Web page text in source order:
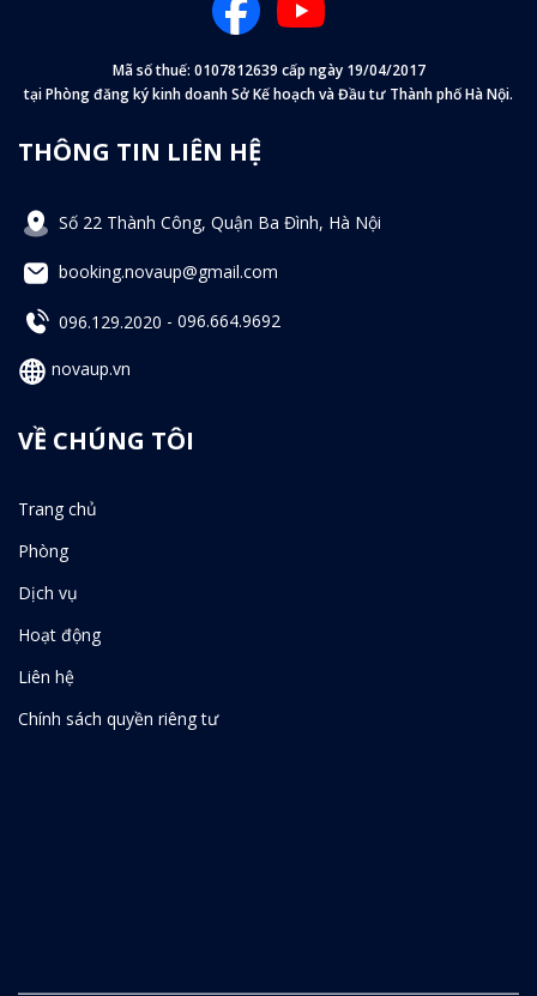
Mã số thuế: 0107812639 cấp ngày 19/04/2017
tại Phòng đăng ký kinh doanh Sở Kế hoạch và Đầu tư Thành phố Hà Nội.
THÔNG TIN LIÊN HỆ
Số 22 Thành Công, Quận Ba Đình, Hà Nội
booking.novaup@gmail.com
096.129.2020 - 096.664.9692
novaup.vn
VỀ CHÚNG TÔI
Trang chủ
Phòng
Dịch vụ
Hoạt động
Liên hệ
Chính sách quyền riêng tư